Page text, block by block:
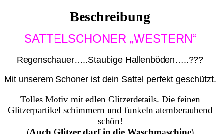
Beschreibung
SATTELSCHONER „WESTERN“
Regenschauer…..Staubige Hallenböden…..???
Mit unserem Schoner ist dein Sattel perfekt geschützt.
Tolles Motiv mit edlen Glitzerdetails. Die feinen
Glitzerpartikel schimmern und funkeln atemberaubend
schön!
(Auch Glitzer darf in die Waschmaschine)